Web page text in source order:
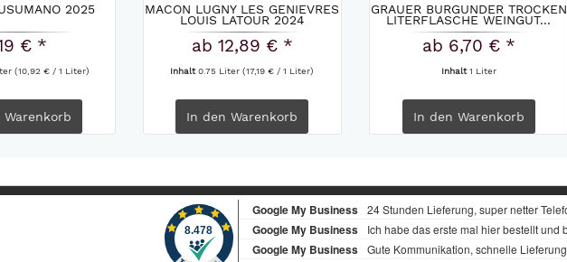
2025
€ *
(10,92 € / 1 Liter)
Warenkorb
MACON LUGNY LES GENIEVRES
LOUIS LATOUR 2024
ab 12,89 € *
Inhalt0.75 Liter(17,19 € / 1 Liter)
In den Warenkorb
GRAUER BURGUNDER TROCKEN
LITERFLASCHE WEINGUT...
ab 6,70 € *
Inhalt1 Liter
In den Warenkorb